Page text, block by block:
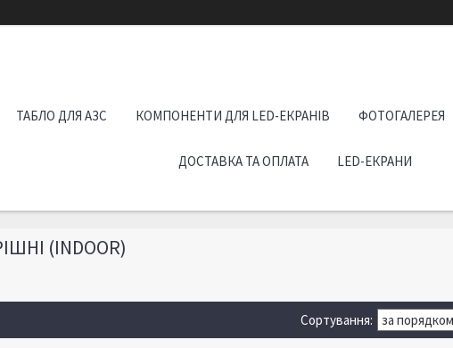
ТАБЛО ДЛЯ АЗС КОМПОНЕНТИ ДЛЯ LED-ЕКРАНІВ ФОТОГАЛЕРЕЯ
ДОСТАВКА ТА ОПЛАТА LED-ЕКРАНИ
(INDOOR)